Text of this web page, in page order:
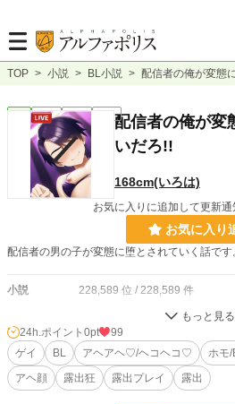
TOP > 小説 > BL小説 > 配信者の俺が変態
完結 短編 R18配信者の俺が変
いだろ!!
168cm(いろは)
お気に入りに追加して更新通
お気に入り
配信者の男の子が変態に堕とされていく話です
小説 228,589 位 / 228,589 件
31,383 位 / 31,383 件
お気に入り 30
24h.ポイント 0 pt
24h.ポイント 0pt
99
ゲイ
BL アヘアヘ♡/ヘコヘコ♡ ホモ/
アヘ顔
露出狂 露出プレイ 露出